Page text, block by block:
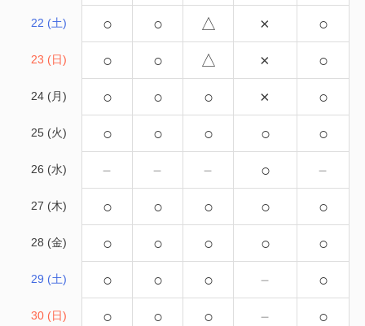
22 (土) ○ ○ △ × ○
23 (日) ○ ○ △ × ○
24 (月) ○ ○ ○ × ○
25 (火) ○ ○ ○ ○ ○
26 (水) － － － ○ －
27 (木) ○ ○ ○ ○ ○
28 (金) ○ ○ ○ ○ ○
29 (土) ○ ○ ○ － ○
30 (日) ○ ○ ○ － ○